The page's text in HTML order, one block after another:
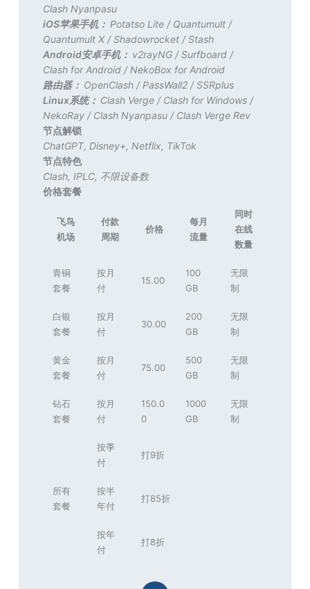
Clash Nyanpasu
iOS苹果手机： Potatso Lite / Quantumult /
Quantumult X /Shadowrocket /Stash
Android安卓手机： v2rayNG /Surfboard /
Clash for Android / NekoBox for Android
路由器： OpenClash / PassWall2 /SSRplus
Linux系统： Clash Verge / Clash for Windows /
NekoRay / Clash Nyanpasu / Clash Verge Rev
节点解锁
ChatGPT, Disney+, Netflix, TikTok
节点特色
Clash, IPLC, 不限设备数
价格套餐
飞鸟
机场
付款
周期
价格
每月
流量
同时
在线
数量
青铜
套餐
按月
付
15.00
100
GB
无限
制
白银
套餐
按月
付
30.00
200
GB
无限
制
黄金
套餐
按月
付
75.00
500
GB
无限
制
钻石
套餐
按月
付
150.0
0
1000
GB
无限
制
所有
套餐
按季
付
打9折
按半
年付
打85折
按年
付
打8折